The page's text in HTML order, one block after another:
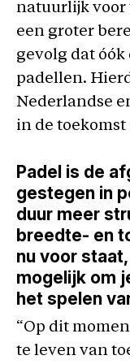
natuurlijk voor
een groter
gevolg dat óók
padellen.
Nederlandse
in de toekomst
Padel is de
gestegen in
duur meer
breedte- en
nu voor
mogelijk om
het spelen
“Op dit
te leven van